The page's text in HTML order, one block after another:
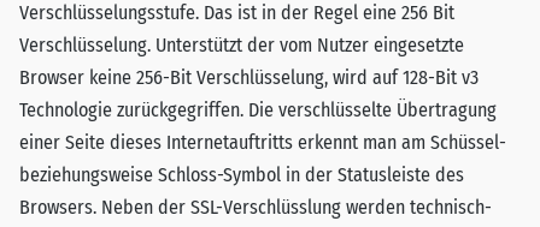
Verschlüsselungsstufe. Das ist in der Regel eine 256 Bit
Verschlüsselung. Unterstützt der vom Nutzer eingesetzte
Browser keine 256-Bit Verschlüsselung, wird auf 128-Bit v3
Technologie zurückgegriffen. Die verschlüsselte Übertragung
einer Seite dieses Internetauftritts erkennt man am Schüssel-
beziehungsweise Schloss-Symbol in der Statusleiste des
Browsers. Neben der SSL-Verschlüsslung werden technisch-